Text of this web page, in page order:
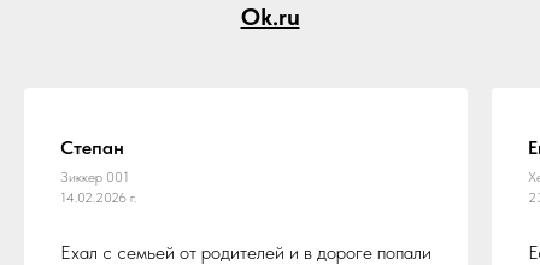
Ok.ru
Степан
Зиккер 001
14.02.2026 г.
Ехал с семьей от родителей и в дороге попали